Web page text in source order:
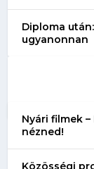
Diploma
ugyanonnan
Nyári filmek
nézned!
Közösségi